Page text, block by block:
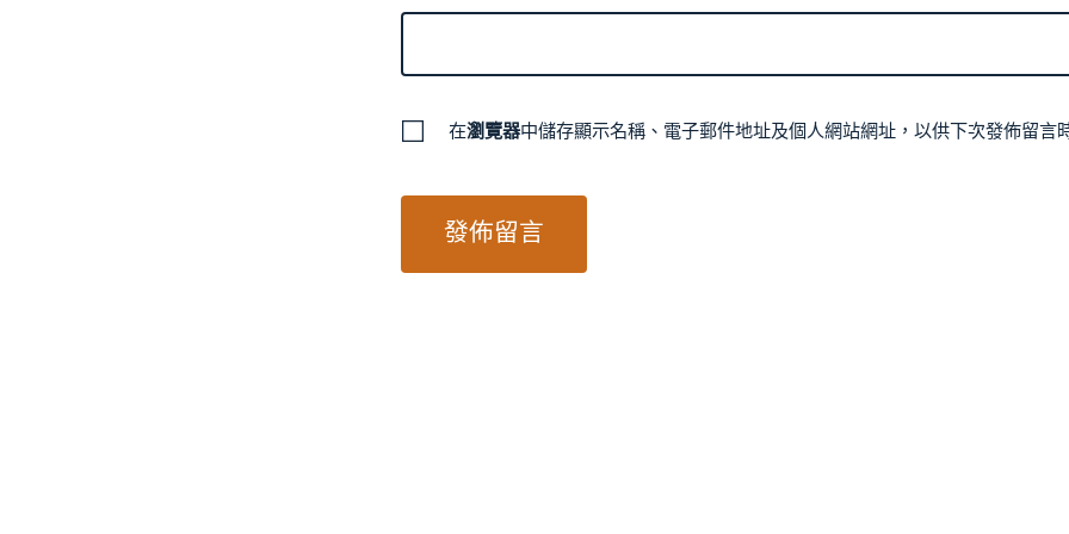
在瀏覽器中儲存顯示名稱、電子郵件地址及個人網站網址，以供下次發佈留言